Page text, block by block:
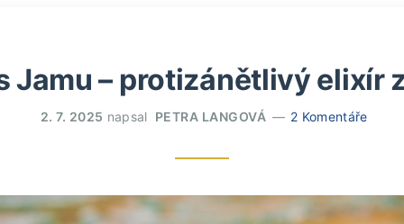
Jamu – protizánětlivý elixír
2. 7. 2025 napsal PETRA LANGOVÁ 2 Komentáře